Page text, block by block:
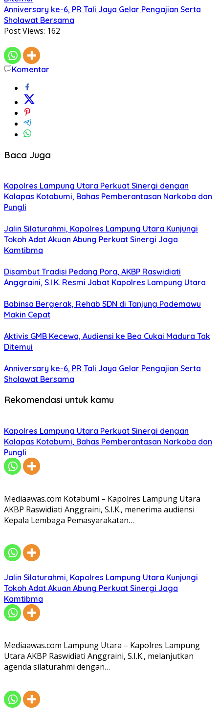
Anniversary ke-6, PR Tali Jaya Gelar Pengajian Serta
Sholawat Bersama
Post Views: 162
Komentar
Baca Juga
Kapolres Lampung Utara Perkuat Sinergi dengan
Kalapas Kotabumi, Bahas Pemberantasan Narkoba dan
Pungli
Jalin Silaturahmi, Kapolres Lampung Utara Kunjungi
Tokoh Adat Akuan Abung Perkuat Sinergi Jaga
Kamtibma
Disambut Tradisi Pedang Pora, AKBP Raswidiati
Anggraini, S.I.K. Resmi Jabat Kapolres Lampung Utara
Babinsa Bergerak, Rehab SDN di Tanjung Pademawu
Makin Cepat
Aktivis GMB Kecewa, Audiensi ke Bea Cukai Madura Tak
Ditemui
Anniversary ke-6, PR Tali Jaya Gelar Pengajian Serta
Sholawat Bersama
Rekomendasi untuk kamu
Kapolres Lampung Utara Perkuat Sinergi dengan
Kalapas Kotabumi, Bahas Pemberantasan Narkoba dan
Pungli
Mediaawas.com Kotabumi – Kapolres Lampung Utara
AKBP Raswidiati Anggraini, S.I.K., menerima audiensi
Kepala Lembaga Pemasyarakatan…
Jalin Silaturahmi, Kapolres Lampung Utara Kunjungi
Tokoh Adat Akuan Abung Perkuat Sinergi Jaga
Kamtibma
Mediaawas.com Lampung Utara – Kapolres Lampung
Utara AKBP Raswidiati Anggraini, S.I.K., melanjutkan
agenda silaturahmi dengan…